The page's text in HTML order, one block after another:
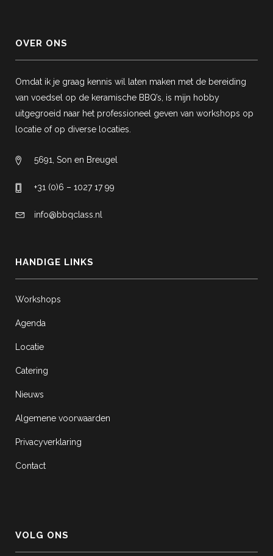
OVER ONS
Omdat ik je graag kennis wil laten maken met de bereiding
van voedsel op de keramische BBQ’s, is mijn hobby
uitgegroeid naar het professioneel geven van workshops op
locatie of op diverse locaties.
5691, Son en Breugel
+31 (0)6 – 1027 17 99
info@bbqclass.nl
HANDIGE LINKS
Workshops
Agenda
Locatie
Catering
Nieuws
Algemene voorwaarden
Privacyverklaring
Contact
VOLG ONS